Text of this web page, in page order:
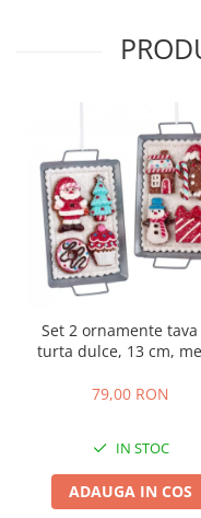
Set 2 ornamente tava
turta dulce, 13 cm,
79,00 RON
IN STOC
ADAUGA IN COS